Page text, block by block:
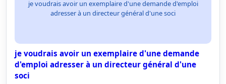
je voudrais avoir un exemplaire d'une demande d'emploi
adresser à un directeur général d'une soci
je voudrais avoir un exemplaire d'une demande
d'emploi adresser à un directeur général d'une
soci